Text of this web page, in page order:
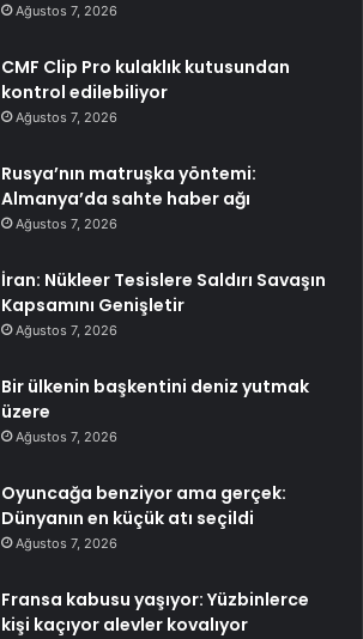
Ağustos 7, 2026
CMF Clip Pro kulaklık kutusundan
kontrol edilebiliyor
Ağustos 7, 2026
Rusya’nın matruşka yöntemi:
Almanya’da sahte haber ağı
Ağustos 7, 2026
İran: Nükleer Tesislere Saldırı Savaşın
Kapsamını Genişletir
Ağustos 7, 2026
Bir ülkenin başkentini deniz yutmak
üzere
Ağustos 7, 2026
Oyuncağa benziyor ama gerçek:
Dünyanın en küçük atı seçildi
Ağustos 7, 2026
Fransa kabusu yaşıyor: Yüzbinlerce
kişi kaçıyor alevler kovalıyor